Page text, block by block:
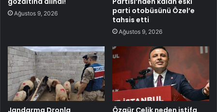
Ağustos 9, 2026
parti otobüsünü Özel’e
tahsis etti
Ağustos 9, 2026
Jandarma Dronla Özgür Çelik neden istifa